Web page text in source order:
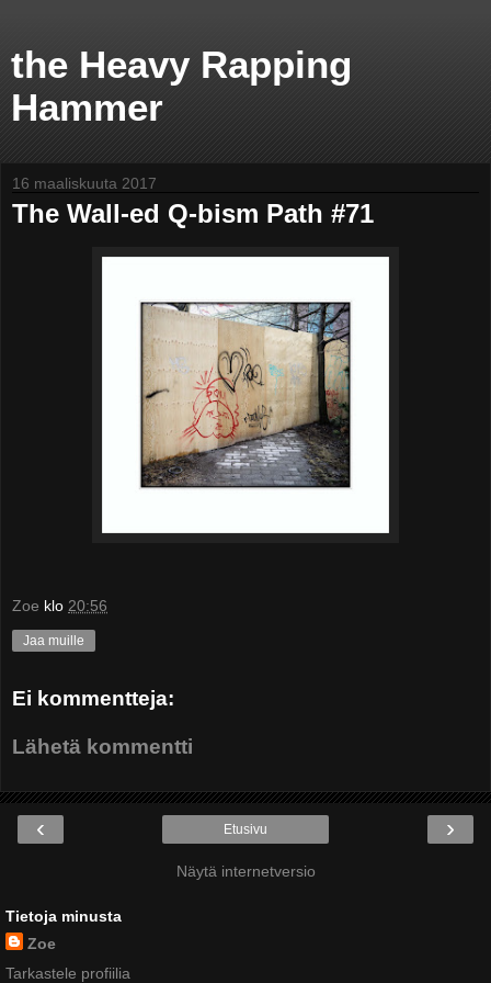
the Heavy Rapping
Hammer
16 maaliskuuta 2017
The Wall-ed Q-bism Path #71
Zoe klo 20:56
Jaa muille
Ei kommentteja:
Lähetä kommentti
‹ ›
Etusivu
Näytä internetversio
Tietoja minusta
Zoe
Tarkastele profiilia